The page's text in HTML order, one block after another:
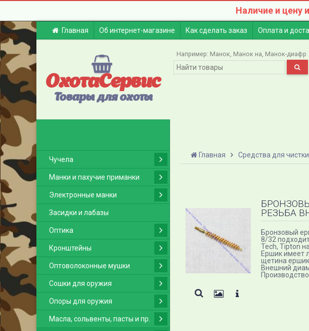
Наличие и цену
Главная Об интернет-магазине Как сделать заказ Оплата и
ОхотаСервис
Товары для охоты
Например: Манок Манок на Манок-диафр
Чучела
Манки и пахучие приманки
Электронные манки
Засидки и лабазы
Оптика
Кронштейны
Оптоволоконные мушки
Сошки для оружия
Опоры для оружия
Масла, сольвенты, пасты и пр.
Главная Средства для
РЕЗЬБА
Бронзовый
8/32
Tech, Tipton
Ершик имеет
щетина
Внешний